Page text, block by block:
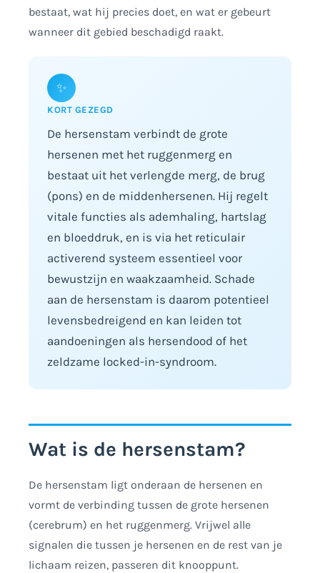
bestaat, wat hij precies doet, en wat er gebeurt
wanneer dit gebied beschadigd raakt.
✨
KORT GEZEGD
De hersenstam verbindt de grote
hersenen met het ruggenmerg en
bestaat uit het verlengde merg, de brug
(pons) en de middenhersenen. Hij regelt
vitale functies als ademhaling, hartslag
en bloeddruk, en is via het reticulair
activerend systeem essentieel voor
bewustzijn en waakzaamheid. Schade
aan de hersenstam is daarom potentieel
levensbedreigend en kan leiden tot
aandoeningen als hersendood of het
zeldzame locked-in-syndroom.
Wat is de hersenstam?
De hersenstam ligt onderaan de hersenen en
vormt de verbinding tussen de grote hersenen
(cerebrum) en het ruggenmerg. Vrijwel alle
signalen die tussen je hersenen en de rest van je
lichaam reizen, passeren dit knooppunt.